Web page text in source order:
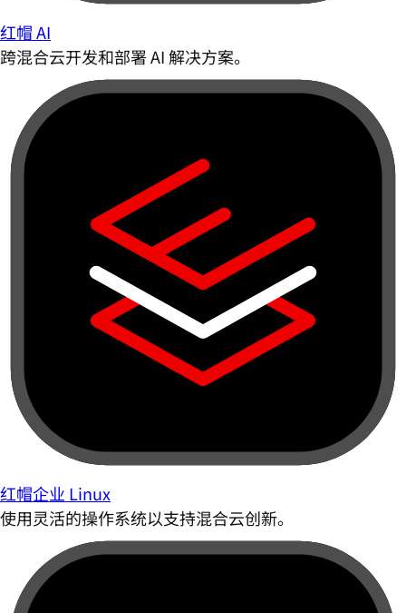
红帽 AI
跨混合云开发和部署 AI 解决方案。
红帽企业 Linux
使用灵活的操作系统以支持混合云创新。